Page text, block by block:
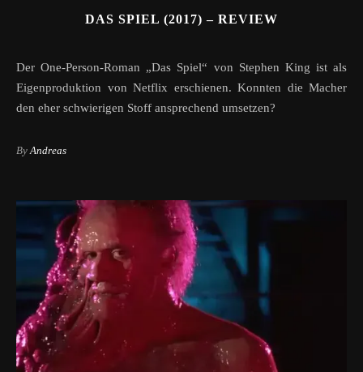
DAS SPIEL (2017) – REVIEW
Der One-Person-Roman „Das Spiel“ von Stephen King ist als
Eigenproduktion von Netflix erschienen. Konnten die Macher
den eher schwierigen Stoff ansprechend umsetzen?
By Andreas